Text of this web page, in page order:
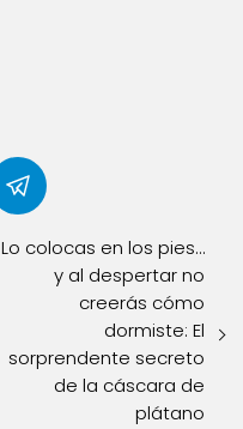
Lo colocas en los pies…
y al despertar no
creerás cómo
dormiste: El
sorprendente secreto
de la cáscara de
plátano